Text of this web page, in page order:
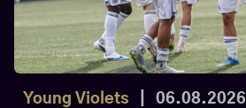
Young Violets 06.08.2026